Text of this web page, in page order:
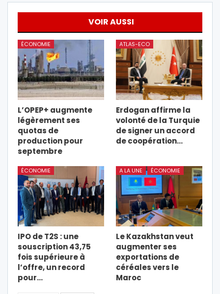
VOIR AUSSI
ÉCONOMIE
L’OPEP+ augmente
légèrement ses
quotas de
production pour
septembre
ATLAS-ECO
Erdogan affirme la
volonté de la Turquie
de signer un accord
de coopération…
ÉCONOMIE
IPO de T2S : une
souscription 43,75
fois supérieure à
l’offre, un record
pour…
A LA UNE ÉCONOMIE
Le Kazakhstan veut
augmenter ses
exportations de
céréales vers le
Maroc